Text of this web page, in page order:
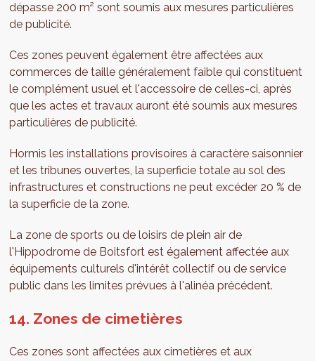
dépasse 200 m² sont soumis aux mesures particulières
de publicité.
Ces zones peuvent également être affectées aux
commerces de taille généralement faible qui constituent
le complément usuel et l'accessoire de celles-ci, après
que les actes et travaux auront été soumis aux mesures
particulières de publicité.
Hormis les installations provisoires à caractère saisonnier
et les tribunes ouvertes, la superficie totale au sol des
infrastructures et constructions ne peut excéder 20 % de
la superficie de la zone.
La zone de sports ou de loisirs de plein air de
l'Hippodrome de Boitsfort est également affectée aux
équipements culturels d'intérêt collectif ou de service
public dans les limites prévues à l'alinéa précédent.
14. Zones de cimetières
Ces zones sont affectées aux cimetières et aux